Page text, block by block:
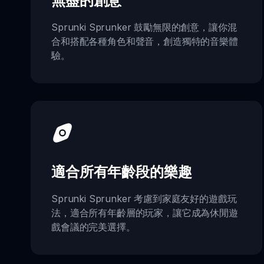
Sprunki Sprunker 鼓勵無限的創意，讓你混
合和搭配各種角色和聲音，創造獨特的音樂體
驗。
適合所有年齡段的樂趣
Sprunki Sprunker 考慮到家庭友好的遊戲玩
法，適合所有年齡層的玩家，讓它成為休閒遊
戲會議的完美選擇。